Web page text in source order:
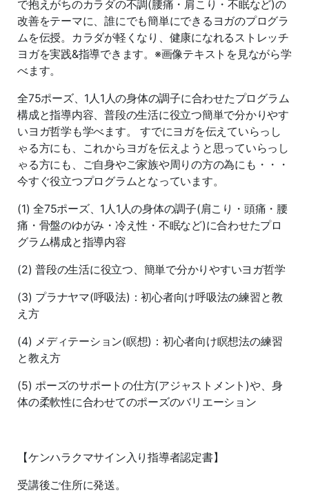
で抱えがちのカラダの不調(腰痛・肩こり・不眠など)の
改善をテーマに、誰にでも簡単にできるヨガのプログラ
ムを伝授。カラダが軽くなり、健康になれるストレッチ
ヨガを実践&指導できます。※画像テキストを見ながら学
べます。
全75ポーズ、1人1人の身体の調子に合わせたプログラム
構成と指導内容、普段の生活に役立つ簡単で分かりやす
いヨガ哲学も学べます。 すでにヨガを伝えていらっし
ゃる方にも、これからヨガを伝えようと思っていらっし
ゃる方にも、ご自身やご家族や周りの方の為にも・・・
今すぐ役立つプログラムとなっています。
(1) 全75ポーズ、1人1人の身体の調子(肩こり・頭痛・腰
痛・骨盤のゆがみ・冷え性・不眠など)に合わせたプロ
グラム構成と指導内容
(2) 普段の生活に役立つ、簡単で分かりやすいヨガ哲学
(3) プラナヤマ(呼吸法)：初心者向け呼吸法の練習と教
え方
(4) メディテーション(瞑想)：初心者向け瞑想法の練習
と教え方
(5) ポーズのサポートの仕方(アジャストメント)や、身
体の柔軟性に合わせてのポーズのバリエーション
【ケンハラクマサイン入り指導者認定書】
受講後ご住所に発送。